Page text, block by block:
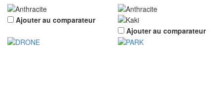
Ajouter au comparateur
Ajouter au comparateur